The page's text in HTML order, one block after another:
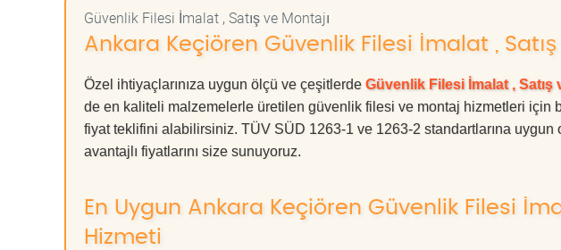
Güvenlik Filesi İmalat , Satış ve Montajı
Ankara Keçiören Güvenlik Filesi İmalat , Satış
Özel ihtiyaçlarınıza uygun ölçü ve çeşitlerde Güvenlik Filesi İmalat , Satış
de en kaliteli malzemelerle üretilen güvenlik filesi ve montaj hizmetleri için
fiyat teklifini alabilirsiniz. TÜV SÜD 1263-1 ve 1263-2 standartlarına
avantajlı fiyatlarını size sunuyoruz.
En Uygun Ankara Keçiören Güvenlik Filesi
Hizmeti